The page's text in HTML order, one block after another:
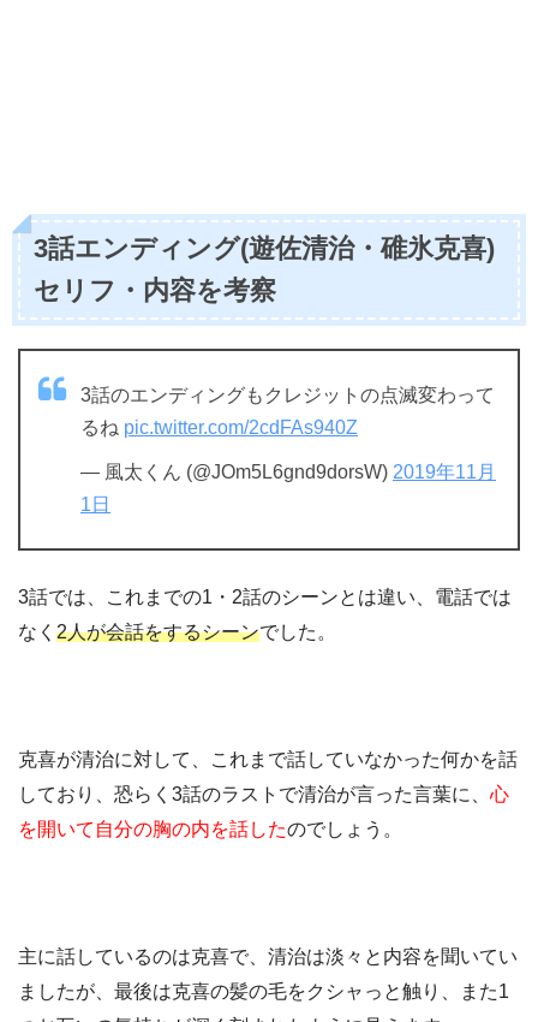
3話エンディング(遊佐清治・碓氷克喜)
セリフ・内容を考察
3話のエンディングもクレジットの点滅変わって
るね pic.twitter.com/2cdFAs940Z
— 風太くん (@JOm5L6gnd9dorsW) 2019年11月
1日
3話では、これまでの1・2話のシーンとは違い、電話では
なく 2人が会話をするシーンでした。
克喜が清治に対して、これまで話していなかった何かを話
しており、恐らく3話のラストで清治が言った言葉に、 心
を開いて自分の胸の内を話したのでしょう。
主に話しているのは克喜で、清治は淡々と内容を聞いてい
ましたが、最後は克喜の髪の毛をクシャっと触り、また1